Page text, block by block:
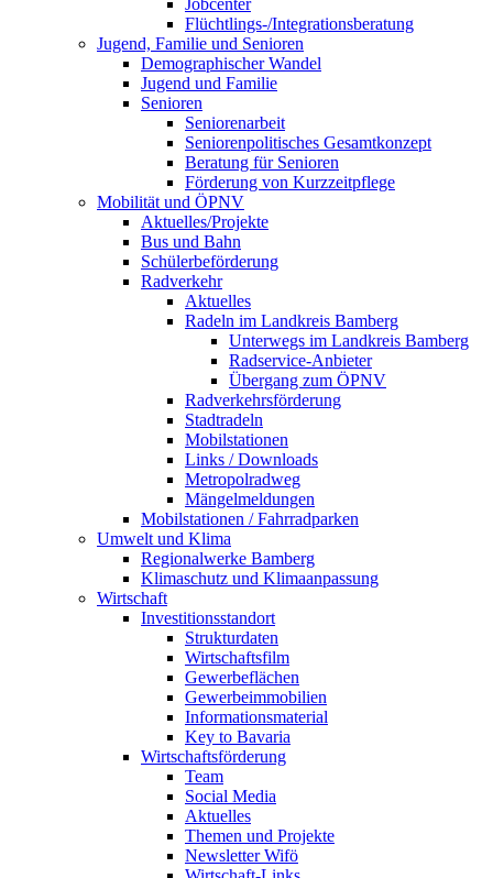
Jobcenter
Flüchtlings-/Integrationsberatung
Jugend, Familie und Senioren
Demographischer Wandel
Jugend und Familie
Senioren
Seniorenarbeit
Seniorenpolitisches Gesamtkonzept
Beratung für Senioren
Förderung von Kurzzeitpflege
Mobilität und ÖPNV
Aktuelles/Projekte
Bus und Bahn
Schülerbeförderung
Radverkehr
Aktuelles
Radeln im Landkreis Bamberg
Unterwegs im Landkreis Bamberg
Radservice-Anbieter
Übergang zum ÖPNV
Radverkehrsförderung
Stadtradeln
Mobilstationen
Links / Downloads
Metropolradweg
Mängelmeldungen
Mobilstationen / Fahrradparken
Umwelt und Klima
Regionalwerke Bamberg
Klimaschutz und Klimaanpassung
Wirtschaft
Investitionsstandort
Strukturdaten
Wirtschaftsfilm
Gewerbeflächen
Gewerbeimmobilien
Informationsmaterial
Key to Bavaria
Wirtschaftsförderung
Team
Social Media
Aktuelles
Themen und Projekte
Newsletter Wifö